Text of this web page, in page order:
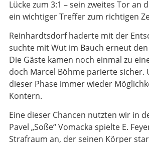
Lücke zum 3:1 – sein zweites Tor an
ein wichtiger Treffer zum richtigen
Reinhardtsdorf haderte mit der
suchte mit Wut im Bauch erneut
Die Gäste kamen noch einmal zu
doch Marcel Böhme parierte sicher.
dieser Phase immer wieder
Kontern.
Eine dieser Chancen nutzten wir in
Pavel „Soße“ Vomacka spielte E.
Strafraum an, der seinen Körper